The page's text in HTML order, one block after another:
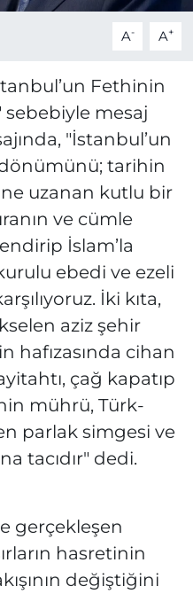
A- A+
Fethinin
sebebiyle mesaj
"İstanbul’un
dönümünü; tarihin
uzanan kutlu bir
ve cümle
İslam’la
ebedi ve ezeli
İki kıta,
aziz şehir
hafızasında cihan
çağ kapatıp
mührü, Türk-
parlak simgesi ve
tacıdır" dedi.
gerçekleşen
hasretinin
değiştiğini